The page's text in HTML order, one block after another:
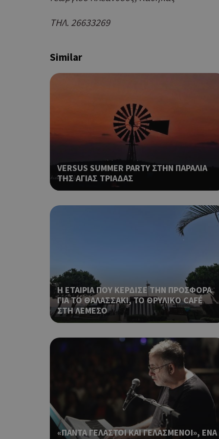
ΤΗΛ. 26633269
Similar
VERSUS SUMMER PARTY ΣΤΗΝ ΠΑΡΑΛΙΑ
ΤΗΣ ΑΓΙΑΣ ΤΡΙΑΔΑΣ
Η ΕΤΑΙΡΙΑ ΠΟΥ ΚΕΡΔΙΣΕ ΤΗΝ ΠΡΟΣΦΟΡΑ
ΓΙΑ ΤΟ ΘΑΛΑΣΣΑΚΙ, ΤΟ ΘΡΥΛΙΚΟ CAFÉ
ΣΤΗ ΛΕΜΕΣΟ
«ΠΑΝΤΑ ΓΕΛΑΣΤΟΙ ΚΑΙ ΓΕΛΑΣΜΕΝΟΙ», ΕΝΑ
takeOverCookie
takeOverCookie
__cf_bm